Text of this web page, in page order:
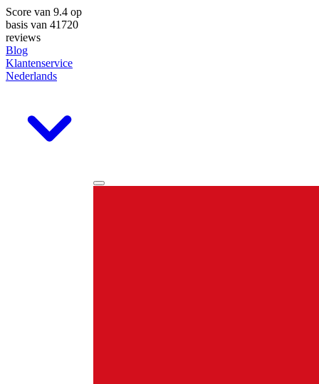
Score van 9.4 op
basis van 41720
reviews
Blog
Klantenservice
Nederlands